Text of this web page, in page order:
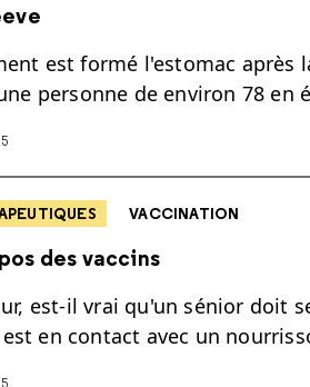
est formé l'estomac après
personne de environ 78 en
VACCINATION
des vaccins
est-il vrai qu'un sénior doit
en contact avec un